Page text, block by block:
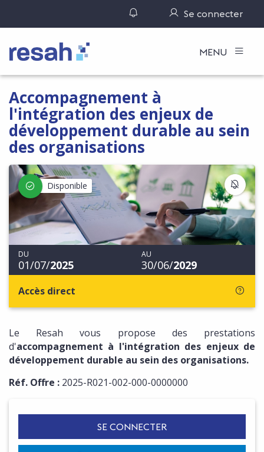
Gérer ses notifications
Se connecter
Logo Resah MENU
Accompagnement à
l'intégration des enjeux de
développement durable au sein
des organisations
Disponible
DU
01/07/2025
AU
30/06/2029
Accès direct
Le Resah vous propose des prestations
d'accompagnement à l'intégration des enjeux de
développement durable au sein des organisations.
Réf. Offre : 2025-R021-002-000-0000000
SE CONNECTER